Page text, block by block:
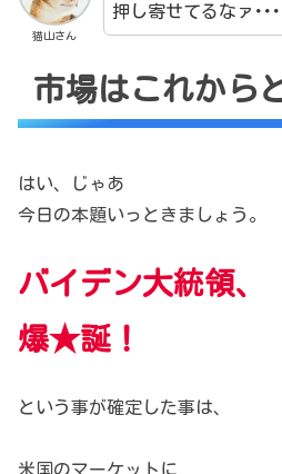
猫山さん
押し寄せてるなァ･･･
市場はこれから
はい、じゃあ
今日の本題いっときましょう。
バイデン大統領、
爆★誕！
という事が確定した事は、
米国のマーケットに